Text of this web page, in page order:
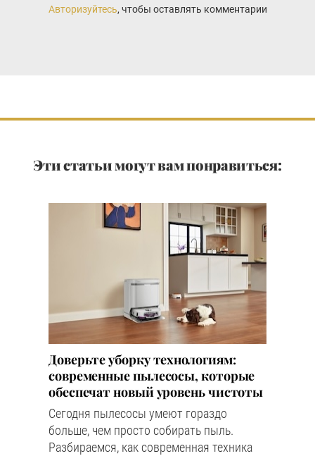
Авторизуйтесь, чтобы оставлять комментарии
Эти статьи могут вам понравиться:
Доверьте уборку технологиям:
современные пылесосы, которые
обеспечат новый уровень чистоты
Сегодня пылесосы умеют гораздо
больше, чем просто собирать пыль.
Разбираемся, как современная техника